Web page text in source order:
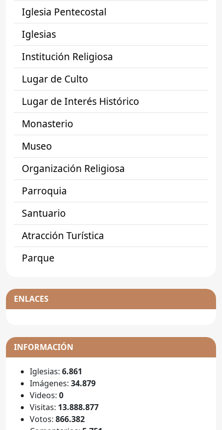
Iglesia Pentecostal
Iglesias
Institución Religiosa
Lugar de Culto
Lugar de Interés Histórico
Monasterio
Museo
Organización Religiosa
Parroquia
Santuario
Atracción Turística
Parque
ENLACES
INFORMACIÓN
Iglesias: 6.861
Imágenes: 34.879
Videos: 0
Visitas: 13.888.877
Votos: 866.382